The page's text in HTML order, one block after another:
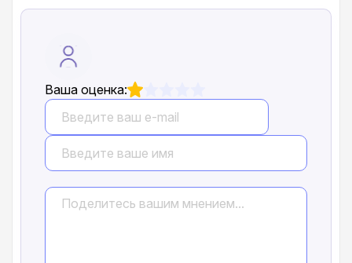
Ваша оценка: